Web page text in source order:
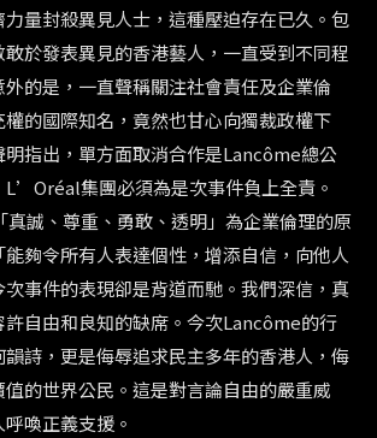
量封殺異見人士，這種壓迫存在已久。包
於發表異見的香港藝人，一直受到不同程
的是，一直聲稱關注社會責任及企業倫
的國際知名，竟然也甘心向獨裁政權下
指出，單方面取消合作是Lancôme總公
集團必須為是次事件負上全責。
誠、尊重、勇敢、透明」為企業倫理的原
夠令所有人表達個性，增添自信，向他人
事件的表現卻是背道而馳。我們深信，真
自由和良知的缺席。今次Lancôme的行
詩，更是侮辱追求民主多年的香港人，侮
的世界公民。這是對言論自由的嚴重威
喚正義支援。